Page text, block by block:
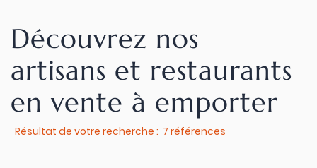
Découvrez nos
artisans et restaurants
en vente à emporter
Résultat de votre recherche : 7 références